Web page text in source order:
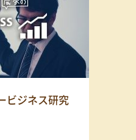
ビジネス研究